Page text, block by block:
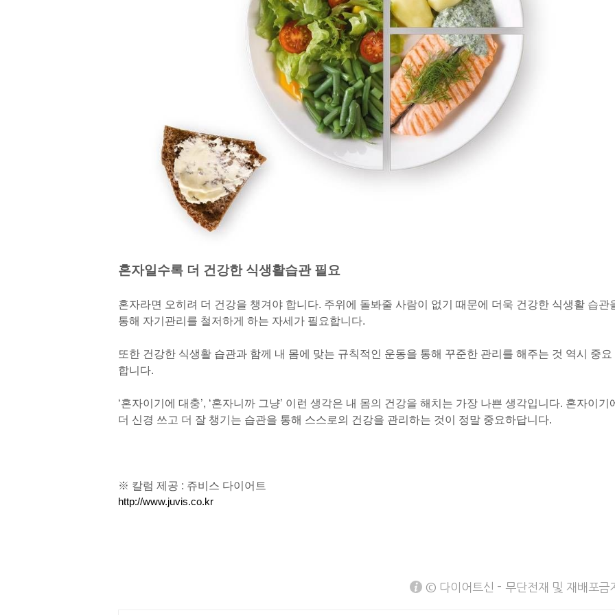
혼자일수록 더 건강한 식생활습관 필요
혼자라면 오히려 더 건강을 챙겨야 합니다. 주위에 돌봐줄 사람이 없기 때문에 더욱 건강한 식생활 습관
통해 자기관리를 철저하게 하는 자세가 필요합니다.
또한 건강한 식생활 습관과 함께 내 몸에 맞는 규칙적인 운동을 통해 꾸준한 관리를 해주는 것 역시 중요
합니다.
‘혼자이기에 대충’, ‘혼자니까 그냥’ 이런 생각은 내 몸의 건강을 해치는 가장 나쁜 생각입니다. 혼자이기
더 신경 쓰고 더 잘 챙기는 습관을 통해 스스로의 건강을 관리하는 것이 정말 중요하답니다.
※ 칼럼 제공 : 쥬비스 다이어트
http://www.juvis.co.kr
© 다이어트신 - 무단전재 및 재배포금